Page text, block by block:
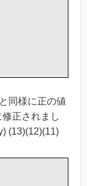
同様に正の値
正されまし
(13)(12)(11)